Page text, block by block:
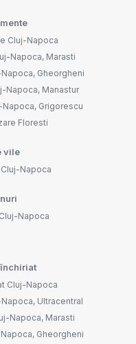
Cluj-Napoca
Napoca, Marasti
Gheorgheni
Napoca, Manastur
Grigorescu
Floresti
vile
Napoca
Napoca
Cluj-Napoca
Ultracentral
Napoca, Marasti
Gheorgheni